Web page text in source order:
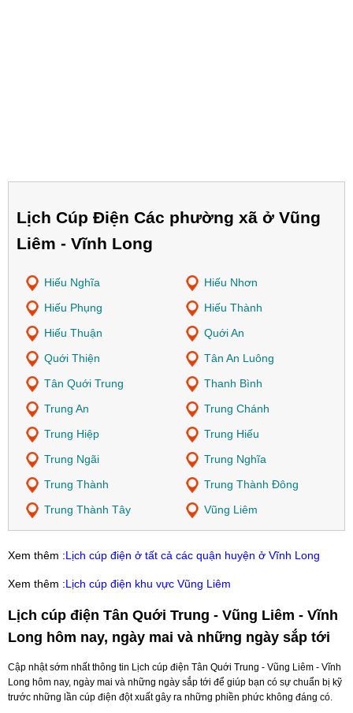
Lịch Cúp Điện Các phường xã ở Vũng
Liêm - Vĩnh Long
Hiếu Nghĩa
Hiếu Nhơn
Hiếu Phụng
Hiếu Thành
Hiếu Thuận
Quới An
Quới Thiện
Tân An Luông
Tân Quới Trung
Thanh Bình
Trung An
Trung Chánh
Trung Hiệp
Trung Hiếu
Trung Ngãi
Trung Nghĩa
Trung Thành
Trung Thành Đông
Trung Thành Tây
Vũng Liêm
Xem thêm :Lịch cúp điện ở tất cả các quận huyện ở Vĩnh Long
Xem thêm :Lịch cúp điện khu vực Vũng Liêm
Lịch cúp điện Tân Quới Trung - Vũng Liêm - Vĩnh
Long hôm nay, ngày mai và những ngày sắp tới
Cập nhật sớm nhất thông tin Lịch cúp điện Tân Quới Trung - Vũng Liêm - Vĩnh
Long hôm nay, ngày mai và những ngày sắp tới để giúp bạn có sự chuẩn bị kỹ
trước những lần cúp điện đột xuất gây ra những phiền phức không đáng có.